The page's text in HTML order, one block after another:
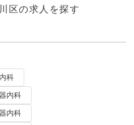
区の求人を探す
科
内科
内科